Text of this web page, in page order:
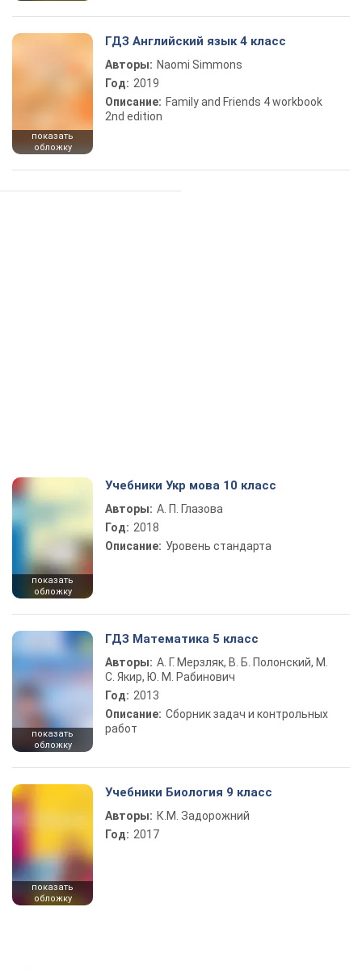
показать
обложку
ГДЗ Английский язык 4 класс
Авторы: Naomi Simmons
Год: 2019
Описание: Family and Friends 4 workbook
2nd edition
показать
обложку
Учебники Укр мова 10 класс
Авторы: А. П. Глазова
Год: 2018
Описание: Уровень стандарта
показать
обложку
ГДЗ Математика 5 класс
Авторы: А. Г. Мерзляк, В. Б. Полонский, М.
С. Якир, Ю. М. Рабинович
Год: 2013
Описание: Сборник задач и контрольных
работ
показать
обложку
Учебники Биология 9 класс
Авторы: К.М. Задорожний
Год: 2017